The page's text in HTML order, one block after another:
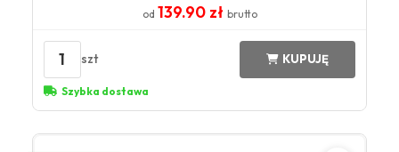
od 139.90 zł brutto
1 szt KUPUJĘ
Szybka dostawa